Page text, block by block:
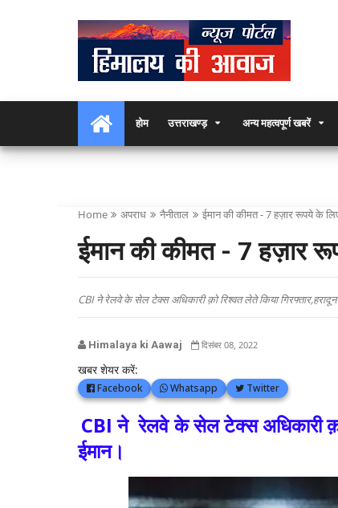
होम उत्तराखण्ड़ अन्य महत्वपूर्ण खबरें
Home अपराध नैनीताल ईमान की कीमत - 7 हज़ार रूपये के
ईमान की कीमत - 7 हज़ार
CBI ने रेलवे के सेल टेक्स अधिकारी क़ो रिश्वत लेते किया गिरफ्तार,हरादून
Himalaya ki Aawaj दिसंबर 08, 2022
खबर शेयर करें:
Facebook Whatsapp Twitter
CBI ने रेलवे के सेल टेक्स अधिकारी क़ो
ईमान।